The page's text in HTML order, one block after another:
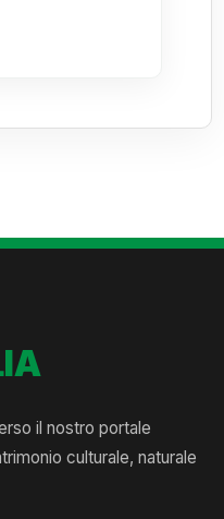
il nostro portale
culturale, naturale